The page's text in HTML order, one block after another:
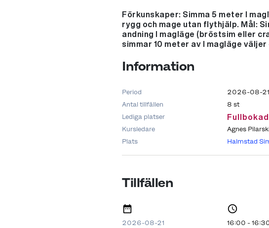
Förkunskaper: Simma 5 meter I
rygg och mage utan flythjälp. Mål:
andning I magläge (bröstsim eller
simmar 10 meter av I magläge väljer
Information
Period
2026-08-
Antal tillfällen
8 st
Lediga platser
Fullbokad
Kursledare
Agnes
Plats
Halmstad
Tillfällen
2026-08-21
16:00 -